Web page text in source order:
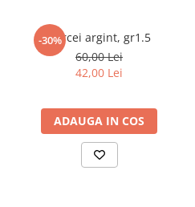
-30%
Cercei argint, gr1.5
60,00 Lei
42,00 Lei
ADAUGA IN COS